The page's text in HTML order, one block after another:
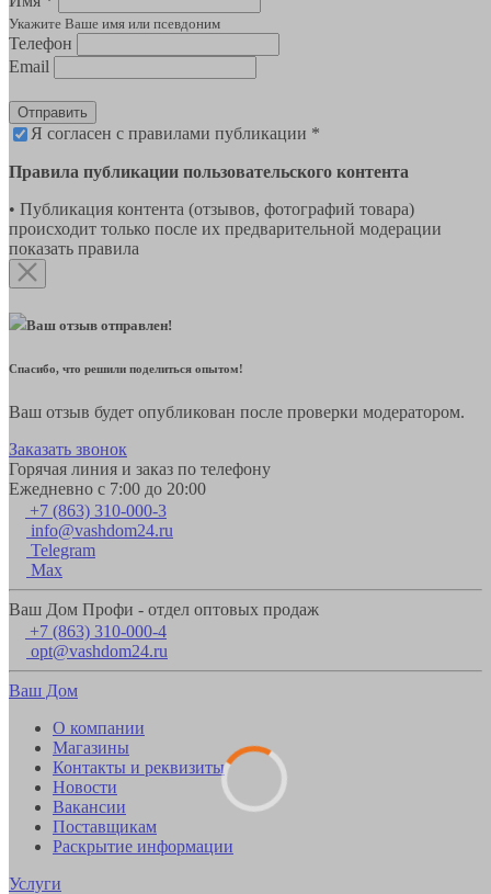
Укажите Ваше имя или псевдоним
Телефон
Email
Отправить
Я согласен с правилами публикации *
Правила публикации пользовательского контента
• Публикация контента (отзывов, фотографий товара)
происходит только после их предварительной модерации
показать правила
Ваш отзыв отправлен!
Спасибо, что решили поделиться опытом!
Ваш отзыв будет опубликован после проверки модератором.
Заказать звонок
Горячая линия и заказ по телефону
Ежедневно с 7:00 до 20:00
+7 (863) 310-000-3
info@vashdom24.ru
Telegram
Max
Ваш Дом Профи - отдел оптовых продаж
+7 (863) 310-000-4
opt@vashdom24.ru
Ваш Дом
О компании
Магазины
Контакты и реквизиты
Новости
Вакансии
Поставщикам
Раскрытие информации
Услуги